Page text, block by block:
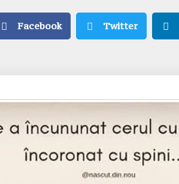
Facebook Twitter